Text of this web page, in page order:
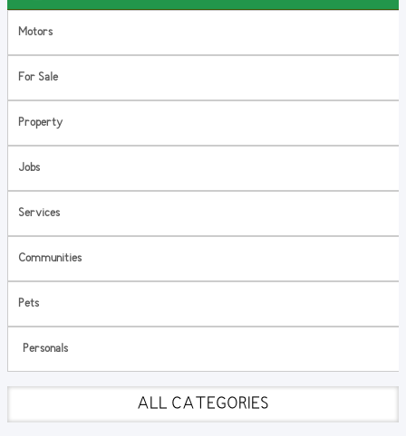
Motors
For Sale
Property
Jobs
Services
Communities
Pets
Personals
ALL CATEGORIES